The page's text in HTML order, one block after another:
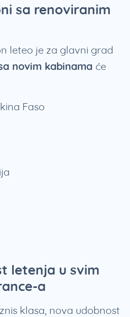
sa renoviranim
leteo je za glavni grad
novim kabinama će
Faso
letenja u svim
a
klasa, nova udobnost